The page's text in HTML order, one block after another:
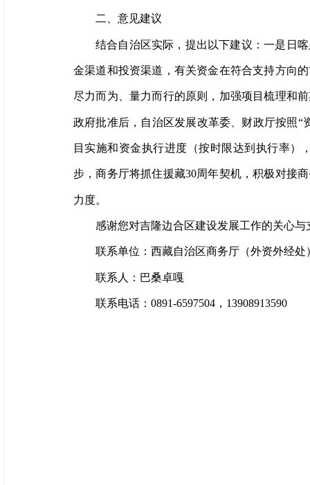
二、意见建议
结合自治区实际，提出以下建议：一是日
金渠道和投资渠道，有关资金在符合支持方向
尽力而为、量力而行的原则，加强项目梳理和
政府批准后，自治区发展改革委、财政厅按照
目实施和资金执行进度（按时限达到执行率）
步，商务厅将抓住援藏30周年契机，积极对接
力度。
感谢您对吉隆边合区建设发展工作的关心
联系单位：西藏自治区商务厅（外资外经处
联系人：巴桑卓嘎
联系电话：0891-6597504，13908913590